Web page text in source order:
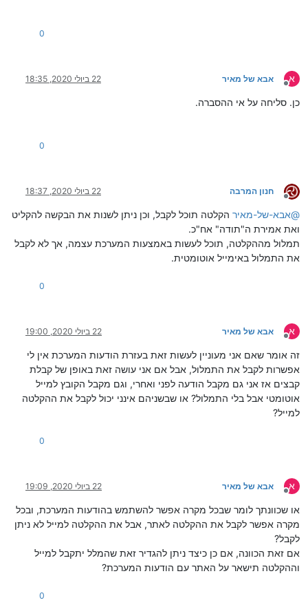
0
א
מנותק
אבא של מאיר 22 ביולי 2020, 18:35
כן. סליחה על אי ההסברה.
0
מנותק
חנון המרבה 22 ביולי 2020, 18:37
@אבא-של-מאיר הקלטה תוכל לקבל, וכן ניתן לשנות את הבקשה להקליט
ואת אמירת ה"תודה" אח"כ.
תמלול מההקלטה, תוכל לעשות באמצעות המערכת עצמה, אך לא לקבל
את התמלול באימייל אוטומטית.
0
א
מנותק
אבא של מאיר 22 ביולי 2020, 19:00
זה אומר שאם אני מעוניין לעשות זאת בעזרת הודעות המערכת אין לי
אפשרות לקבל את התמלול, אבל אם אני עושה זאת באופן של קבלת
קבצים אז אני גם מקבל הודעה לפני ואחרי, וגם מקבל הקובץ למייל
אוטומטי אבל בלי התמלול? או שבשניהם אינני יכול לקבל את ההקלטה
למייל?
0
א
מנותק
אבא של מאיר 22 ביולי 2020, 19:09
או שכוונתך לומר שבכל מקרה אפשר להשתמש בהודעות המערכת, ובכל
מקרה אפשר לקבל את ההקלטה לאתר, אבל את ההקלטה למייל לא ניתן
לקבל?
אם זאת הכוונה, אם כן כיצד ניתן להגדיר זאת שהמלל יתקבל למייל
וההקלטה תישאר על האתר עם הודעות המערכת?
0